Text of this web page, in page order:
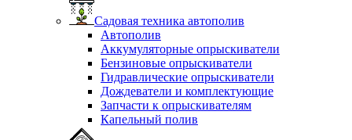
Садовая техника автополив
Автополив
Аккумуляторные опрыскиватели
Бензиновые опрыскиватели
Гидравлические опрыскиватели
Дождеватели и комплектующие
Запчасти к опрыскивателям
Капельный полив